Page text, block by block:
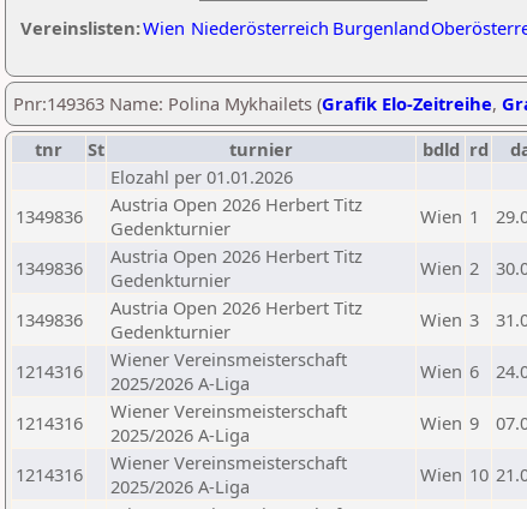
Vereinslisten:Wien Niederösterreich Burgenland
Pnr:149363 Name: Polina Mykhailets (Grafik Elo-Zeitreihe,
tnr
St turnier bdld rd
Elozahl per 01.01.2026
1349836
Austria Open 2026 Herbert Titz
Gedenkturnier
Wien 1
1349836
Austria Open 2026 Herbert Titz
Gedenkturnier
Wien 2
1349836
Austria Open 2026 Herbert Titz
Gedenkturnier
Wien 3
1214316
Wiener Vereinsmeisterschaft
2025/2026 A-Liga
Wien 6
1214316
Wiener Vereinsmeisterschaft
2025/2026 A-Liga
Wien 9
1214316
Wiener Vereinsmeisterschaft
2025/2026 A-Liga
Wien 10